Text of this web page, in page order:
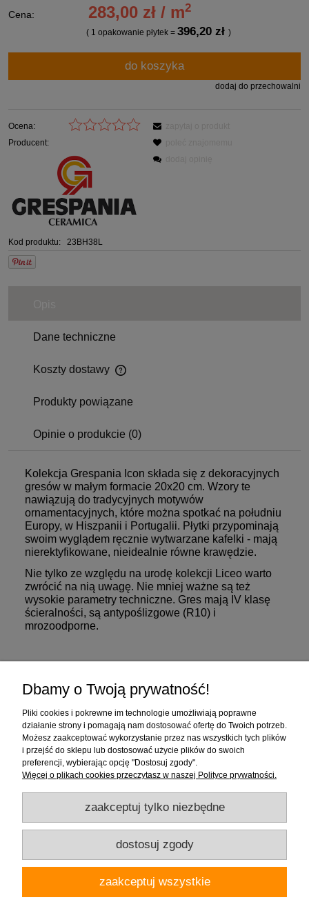
Cena: 283,00 zł / m2
( 1opakowanie płytek =396,20 zł)
do koszyka
dodaj do przechowalni
Ocena:
Producent:
Kod produktu: 23BH38L
Dane techniczne
Koszty dostawy
Produkty powiązane
Opinie o produkcie (0)
Kolekcja Grespania Icon składa się z dekoracyjnych
gresów w małym formacie 20x20 cm. Wzory te
nawiązują do tradycyjnych motywów
ornamentacyjnych, które można spotkać na południu
Europy, w Hiszpanii i Portugalii. Płytki przypominają
swoim wyglądem ręcznie wytwarzane kafelki - mają
nierektyfikowane, nieidealnie równe krawędzie.
Nie tylko ze względu na urodę kolekcji Liceo warto
zwrócić na nią uwagę. Nie mniej ważne są też
wysokie parametry techniczne. Gres mają IV klasę
ścieralności, są antypoślizgowe (R10) i
mrozoodporne.
Moje konto
Informacje
Firma "Wnętrza" Alicja Galewska | ul. Czapliniecka 1, 97-400 Bełchatów |
woj.łódzkie | tel.: 786912008, 789280889 | email: wnetrza.shop@gmail.com |
Dbamy o Twoją prywatność!
Pliki cookies i pokrewne im technologie umożliwiają poprawne
działanie strony i pomagają nam dostosować ofertę do Twoich potrzeb.
Możesz zaakceptować wykorzystanie przez nas wszystkich tych plików
i przejść do sklepu lub dostosować użycie plików do swoich
preferencji, wybierając opcję "Dostosuj zgody".
Więcej o plikach cookies przeczytasz w naszej Polityce prywatności.
zaakceptuj tylko niezbędne
dostosuj zgody
zaakceptuj wszystkie